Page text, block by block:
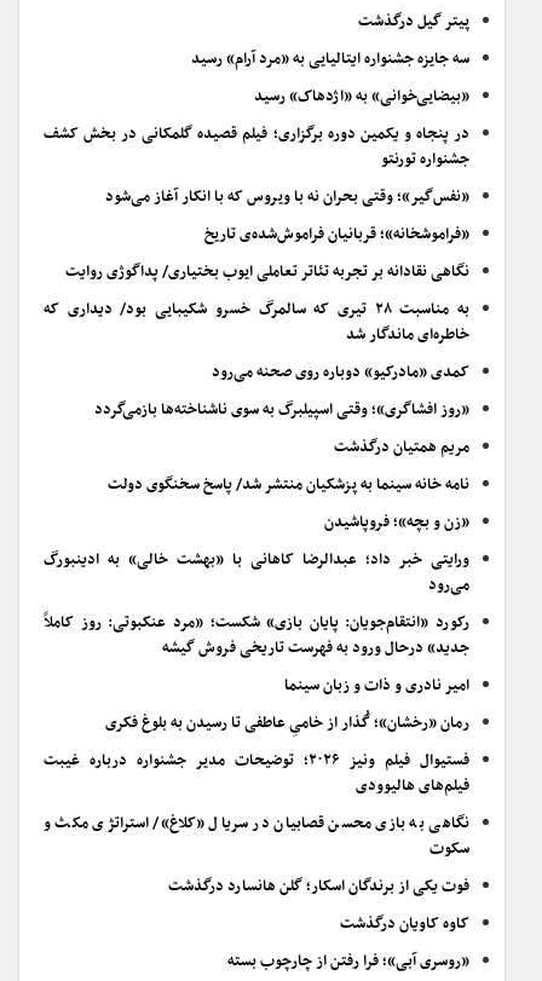
پیتر گیل درگذشت
سه جایزه جشنواره ایتالیایی به «مرد آرام» رسید
«بیضایی‌خوانی» به «اژدهاک» رسید
در پنجاه و یکمین دوره برگزاری؛ فیلم قصیده گلمکانی در بخش کشف
جشنواره تورنتو
«نفس‌گیر»؛ وقتی بحران نه با ویروس که با انکار آغاز می‌شود
«فراموشخانه»؛ قربانیان فراموش‌شده‌ی تاریخ
نگاهی نقادانه بر تجربه تئاتر تعاملی ایوب بختیاری/ پداگوژی روایت
به مناسبت ۲۸ تیری که سالمرگ خسرو شکیبایی بود/ دیداری که
خاطره‌ای ماندگار شد
کمدی «مادرکیو» دوباره روی صحنه می‌رود
«روز افشاگری»؛ وقتی اسپیلبرگ به سوی ناشناخته‌ها بازمی‌گردد
مریم همتیان درگذشت
نامه خانه سینما به پزشکیان منتشر شد/ پاسخ سخنگوی دولت
«زن و بچه»؛ فروپاشیدن
ورایتی خبر داد؛ عبدالرضا کاهانی با «بهشت خالی» به ادینبورگ
می‌رود
رکورد «انتقام‌جویان: پایان بازی» شکست؛ «مرد عنکبوتی: روز کاملاً
جدید» درحال ورود به فهرست تاریخی فروش گیشه
امیر نادری و ذات و زبان سینما
رمان «رخشان»؛ گُذار از خامیِ عاطفی تا رسیدن به بلوغ فکری
فستیوال فیلم ونیز ۲۰۲۶؛ توضیحات مدیر جشنواره درباره غیبت
فیلم‌های هالیوودی
نگاهی به بازی محسن قصابیان در سریال «کلاغ»/ استراتژی مکث و
سکوت
فوت یکی از برندگان اسکار؛ گلن هانسارد درگذشت
کاوه کاویان درگذشت
«روسری آبی»؛ فرا رفتن از چارچوب بسته